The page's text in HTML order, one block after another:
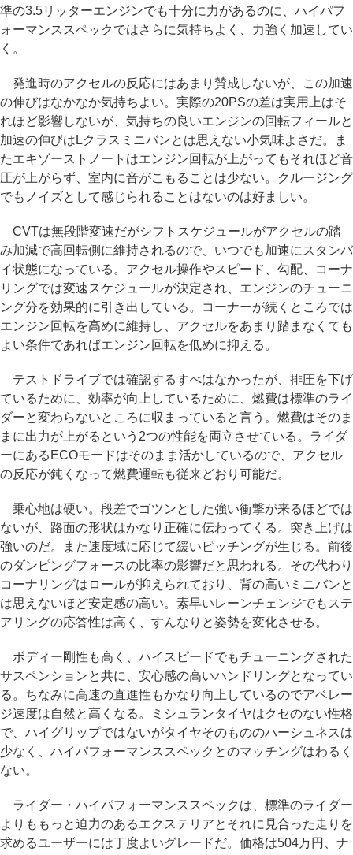
準の3.5リッターエンジンでも十分に力があるのに、ハイパフ
ォーマンススペックではさらに気持ちよく、力強く加速してい
く。
発進時のアクセルの反応にはあまり賛成しないが、この加速
の伸びはなかなか気持ちよい。実際の20PSの差は実用上はそ
れほど影響しないが、気持ちの良いエンジンの回転フィールと
加速の伸びはLクラスミニバンとは思えない小気味よさだ。ま
たエキゾーストノートはエンジン回転が上がってもそれほど音
圧が上がらず、室内に音がこもることは少ない。クルージング
でもノイズとして感じられることはないのは好ましい。
CVTは無段階変速だがシフトスケジュールがアクセルの踏
み加減で高回転側に維持されるので、いつでも加速にスタンバ
イ状態になっている。アクセル操作やスピード、勾配、コーナ
リングでは変速スケジュールが決定され、エンジンのチューニ
ング分を効果的に引き出している。コーナーが続くところでは
エンジン回転を高めに維持し、アクセルをあまり踏まなくても
よい条件であればエンジン回転を低めに抑える。
テストドライブでは確認するすべはなかったが、排圧を下げ
ているために、効率が向上しているために、燃費は標準のライ
ダーと変わらないところに収まっていると言う。燃費はそのま
まに出力が上がるという2つの性能を両立させている。ライダ
ーにあるECOモードはそのまま活かしているので、アクセル
の反応が鈍くなって燃費運転も従来どおり可能だ。
乗心地は硬い。段差でゴツンとした強い衝撃が来るほどでは
ないが、路面の形状はかなり正確に伝わってくる。突き上げは
強いのだ。また速度域に応じて緩いピッチングが生じる。前後
のダンピングフォースの比率の影響だと思われる。その代わり
コーナリングはロールが抑えられており、背の高いミニバンと
は思えないほど安定感の高い。素早いレーンチェンジでもステ
アリングの応答性は高く、すんなりと姿勢を変化させる。
ボディー剛性も高く、ハイスピードでもチューニングされた
サスペンションと共に、安心感の高いハンドリングとなってい
る。ちなみに高速の直進性もかなり向上しているのでアベレー
ジ速度は自然と高くなる。ミシュランタイヤはクセのない性格
で、ハイグリップではないがタイヤそのもののハーシュネスは
少なく、ハイパフォーマンススペックとのマッチングはわるく
ない。
ライダー・ハイパフォーマンススペックは、標準のライダー
よりももっと迫力のあるエクステリアとそれに見合った走りを
求めるユーザーには丁度よいグレードだ。価格は504万円、ナ